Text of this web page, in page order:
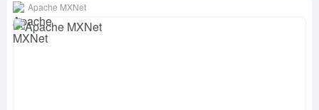
Apache MXNet